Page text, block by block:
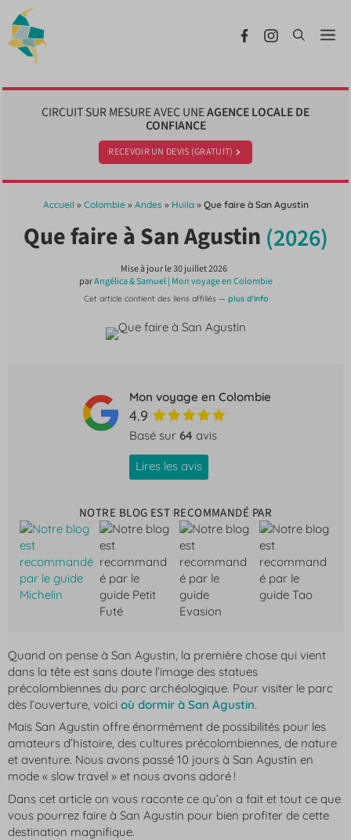
au
contenu
CIRCUIT SUR MESURE AVEC UNEAGENCE LOCALE DE
CONFIANCE
RECEVOIR UN DEVIS (GRATUIT)
Accueil » Colombie» Andes» Huila» Que faire à San Agustin
Que faire à San Agustin (2026)
Mise à jour le30 juillet 2026
parAngélica & Samuel | Mon voyage en Colombie
Cet article contient des liens affiliés — plus d'info
Mon voyage en Colombie
4.9
Basé sur 64 avis
Lires les avis
NOTRE BLOG EST RECOMMANDÉ PAR
Quand on pense à San Agustin, la première chose qui vient
dans la tête est sans doute l’image des statues
précolombiennes du parc archéologique. Pour visiter le parc
dès l’ouverture, voici où dormir à San Agustin.
Mais San Agustin offre énormément de possibilités pour les
amateurs d’histoire, des cultures précolombiennes, de nature
et aventure. Nous avons passé 10 jours à San Agustin en
mode « slow travel » et nous avons adoré !
Dans cet article on vous raconte ce qu’on a fait et tout ce que
vous pourrez faire à San Agustin pour bien profiter de cette
destination magnifique.